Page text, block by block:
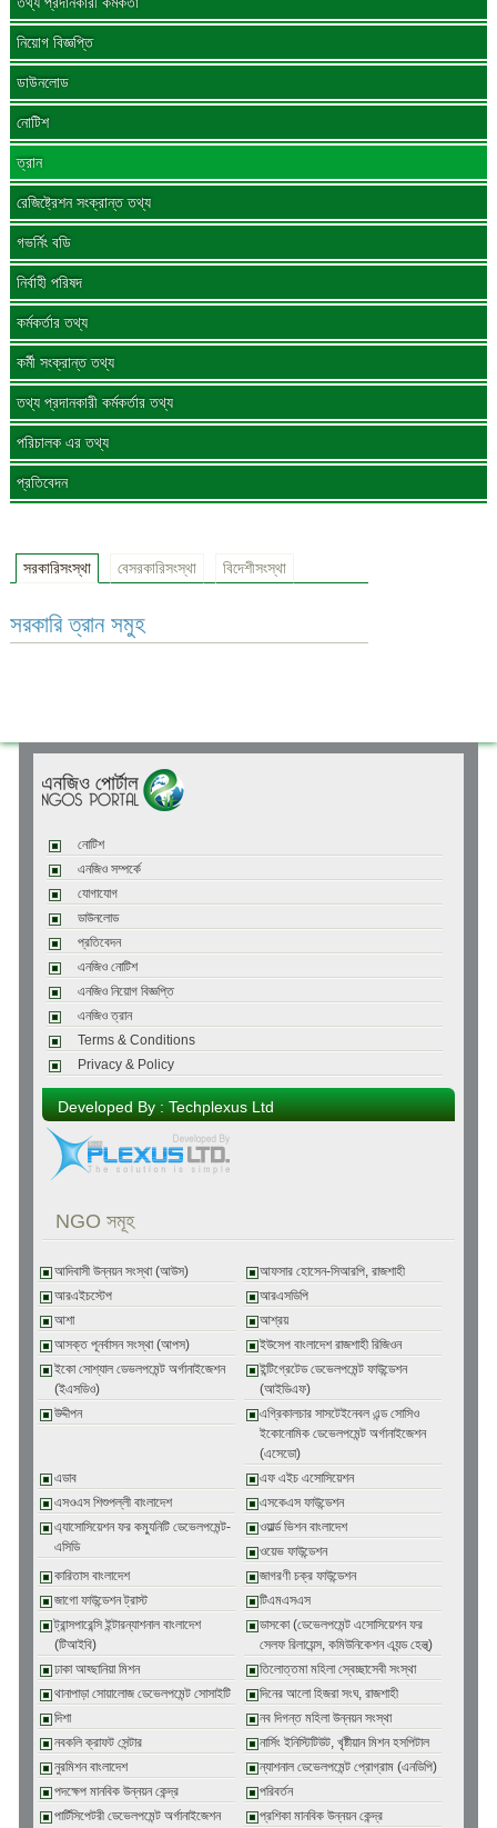
নিয়োগ বিজ্ঞপ্তি
ডাউনলোড
নোটিশ
ত্রান
রেজিষ্ট্রেশন সংক্রান্ত তথ্য
গভর্নিং বডি
নির্বাহী পরিষদ
কর্মকর্তার তথ্য
কর্মী সংক্রান্ত তথ্য
তথ্য প্রদানকারী কর্মকর্তার তথ্য
পরিচালক এর তথ্য
প্রতিবেদন
সরকারিসংস্থা বেসরকারিসংস্থা বিদেশীসংস্থা
সরকারি ত্রান সমুহ
নোটিশ
এনজিও সম্পর্কে
যোগাযোগ
ডাউনলোড
প্রতিবেদন
এনজিও নোটিশ
এনজিও নিয়োগ বিজ্ঞপ্তি
এনজিও ত্রান
Terms & Conditions
Privacy & Policy
Developed By : Techplexus Ltd
NGO সমূহ
আদিবাসী উন্নয়ন সংস্থা (আউস)
আফসার হোসেন-সিআরপি, রাজশাহী
আরএইচস্টেপ
আরএসডিপি
আশা
আশ্রয়
আসক্ত পূনর্বাসন সংস্থা (আপস)
ইউসেপ বাংলাদেশ রাজশাহী রিজিওন
ইকো সোশ্যাল ডেভলপমেন্ট অর্গানাইজেশন
(ইএসডিও)
ইন্টিগ্রেটেড ডেভেলপমেন্ট ফাউন্ডেশন
(আইডিএফ)
উদ্দীপন
এগ্রিকালচার সাসটেইনেবল এন্ড সোসিও
ইকোনোমিক ডেভেলপমেন্ট অর্গানাইজেশন
(এসেডো)
এডাব
এফ এইচ এসোসিয়েশন
এসওএস শিশুপল্লী বাংলাদেশ
এসকেএস ফাউন্ডেশন
এ্যাসোসিয়েশন ফর কম্যুনিটি ডেভেলপমেন্ট-
এসিডি
ওয়ার্ল্ড ভিশন বাংলাদেশ
ওয়েভ ফাউন্ডেশন
কারিতাস বাংলাদেশ
জাগরণী চক্র ফাউন্ডেশন
জাগো ফাউন্ডেশন ট্রাস্ট
টিএমএসএস
ট্রান্সপারেন্সি ইন্টারন্যাশনাল বাংলাদেশ
(টিআইবি)
ডাসকো (ডেভেলপমেন্ট এসোসিয়েশন ফর
সেলফ রিলায়েন্স, কমিউনিকেশন এ্যন্ড হেল্থ্)
ঢাকা আহ্ছানিয়া মিশন
তিলোত্তমা মহিলা স্বেচ্ছাসেবী সংস্থা
থানাপাড়া সোয়ালোজ ডেভেলপমেন্ট সোসাইটি
দিনের আলো হিজরা সংঘ, রাজশাহী
দিশা
নব দিগন্ত মহিলা উন্নয়ন সংস্থা
নবকলি ক্রাফট সেন্টার
নার্সিং ইনিস্টিটিউট, খৃষ্টীয়ান মিশন হসপিটাল
নুরমিশন বাংলাদেশ
ন্যাশনাল ডেভেলপমেন্ট প্রোগ্রাম (এনডিপি)
পদক্ষেপ মানবিক উন্নয়ন কেন্দ্র
পরিবর্তন
পার্টিসিপেটরী ডেভেলপমেন্ট অর্গানাইজেশন
প্রশিকা মানবিক উন্নয়ন কেন্দ্র